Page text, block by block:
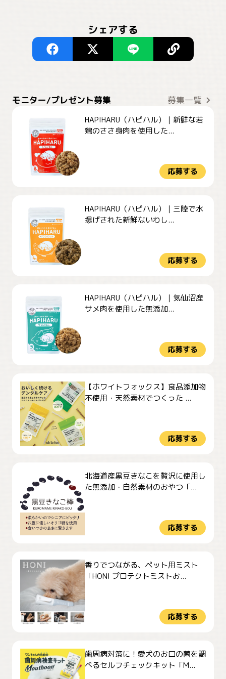
シェアする
モニター/プレゼント募集 募集一覧
HAPIHARU（ハピハル）｜新鮮な若
鶏のささ身肉を使用した...
応募する
HAPIHARU（ハピハル）｜三陸で水
揚げされた新鮮ないわし...
応募する
HAPIHARU（ハピハル）｜気仙沼産
サメ肉を使用した無添加...
応募する
【ホワイトフォックス】食品添加物
不使用・天然素材でつくった ...
応募する
北海道産黒豆きなこを贅沢に使用し
た無添加・自然素材のおやつ「...
応募する
香りでつながる、ペット用ミスト
「HONI プロテクトミストお...
応募する
歯周病対策に！愛犬のお口の菌を調
べるセルフチェックキット「M...